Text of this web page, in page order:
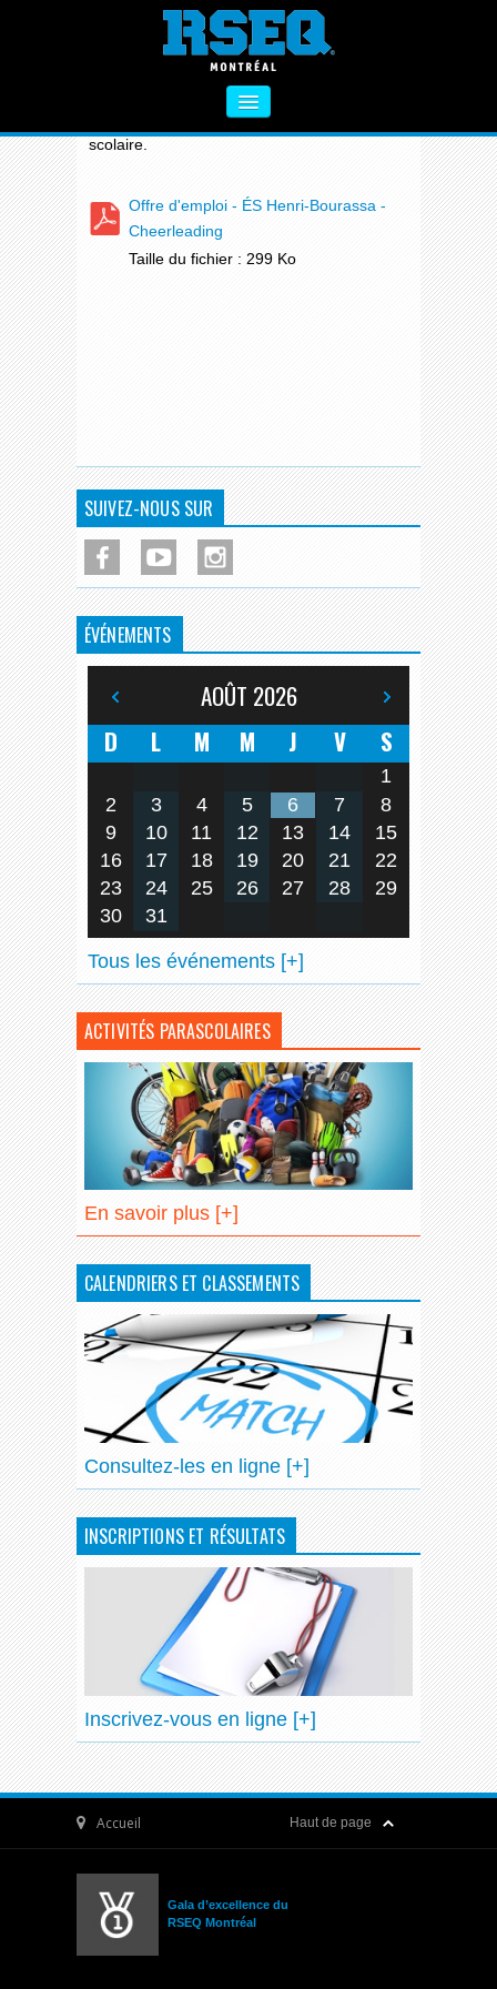
À PROPOS
SECTEUR SECONDAIRE
OFFRES D'EMPLOI
L'école secondaire Henri-Bourassa est à la
recherche d'un(e) entraîneur(e) de
cheerlading pour la prochaine année
scolaire.
Offre d'emploi - ÉS Henri-Bourassa -
Cheerleading
Taille du fichier : 299 Ko
SUIVEZ-NOUS SUR
ÉVÉNEMENTS
AOÛT 2026
D
L M M J V S
1
2
3 4 5 6 7
8
9
10 11 12 13 14
15
16
17 18 19 20 21
22
23
24 25 26 27 28
29
30
31
Tous les événements [+]
ACTIVITÉS PARASCOLAIRES
En savoir plus [+]
CALENDRIERS ET CLASSEMENTS
Consultez-les en ligne [+]
INSCRIPTIONS ET RÉSULTATS
Inscrivez-vous en ligne [+]
Accueil Haut de page
Gala d’excellence du
RSEQ Montréal